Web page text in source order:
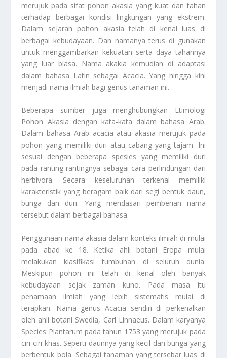
merujuk pada sifat pohon akasia yang kuat dan tahan
terhadap berbagai kondisi lingkungan yang ekstrem.
Dalam sejarah pohon akasia telah di kenal luas di
berbagai kebudayaan. Dan namanya terus di gunakan
untuk menggambarkan kekuatan serta daya tahannya
yang luar biasa. Nama akakia kemudian di adaptasi
dalam bahasa Latin sebagai Acacia. Yang hingga kini
menjadi nama ilmiah bagi genus tanaman ini.
Beberapa sumber juga menghubungkan
Etimologi
Pohon Akasia dengan kata-kata dalam bahasa Arab.
Dalam bahasa Arab acacia atau akasia merujuk pada
pohon yang memiliki duri atau cabang yang tajam. Ini
sesuai dengan beberapa spesies yang memiliki duri
pada ranting-rantingnya sebagai cara perlindungan dari
herbivora. Secara keseluruhan terkenal memiliki
karakteristik yang beragam baik dari segi bentuk daun,
bunga dan duri. Yang mendasari pemberian nama
tersebut dalam berbagai bahasa.
Penggunaan nama akasia dalam konteks ilmiah di mulai
pada abad ke 18. Ketika ahli botani Eropa mulai
melakukan klasifikasi tumbuhan di seluruh dunia.
Meskipun pohon ini telah di kenal oleh banyak
kebudayaan sejak zaman kuno. Pada masa itu
penamaan ilmiah yang lebih sistematis mulai di
terapkan. Nama genus Acacia sendiri di perkenalkan
oleh ahli botani Swedia, Carl Linnaeus. Dalam karyanya
Species Plantarum pada tahun 1753 yang merujuk pada
ciri-ciri khas. Seperti daunnya yang kecil dan bunga yang
berbentuk bola. Sebagai tanaman yang tersebar luas di